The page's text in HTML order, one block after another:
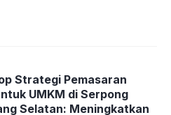
Strategi Pemasaran
UMKM di Serpong
Selatan: Meningkatkan